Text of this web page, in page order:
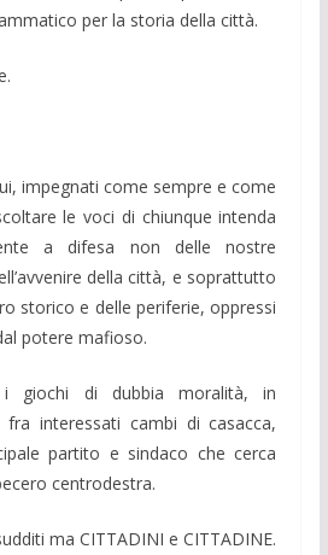
per la storia della città.
impegnati come sempre e come
le voci di chiunque intenda
a difesa non delle nostre
della città, e soprattutto
storico e delle periferie, oppressi
potere mafioso.
i giochi di dubbia moralità, in
fra interessati cambi di casacca,
partito e sindaco che cerca
centrodestra.
ma CITTADINI e CITTADINE.